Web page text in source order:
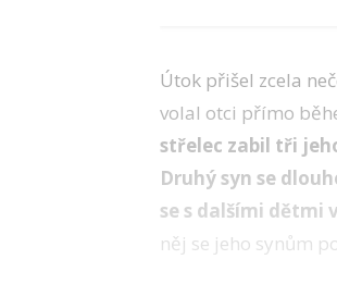
Útok přišel zcela
volal otci přímo
střelec zabil tři
Druhý syn se
se s dalšími dětmi
něj se jeho synům